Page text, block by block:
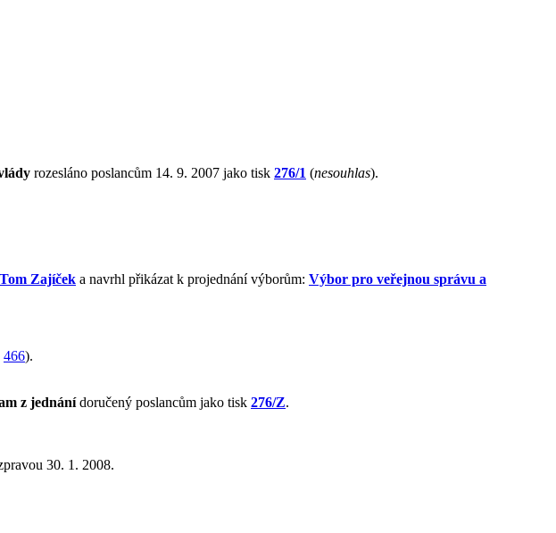
rozesláno poslancům 14. 9. 2007 jako tisk 276/1 (nesouhlas).
Tom Zajíček a navrhl přikázat k projednání výborům: Výbor pro veřejnou správu a
466).
z jednánídoručený poslancům jako tisk 276/Z.
30. 1. 2008.